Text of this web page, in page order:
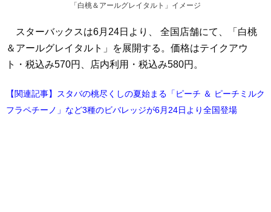
「白桃＆アールグレイタルト」イメージ
スターバックスは6月24日より、 全国店舗にて、「白桃
＆アールグレイタルト」を展開する。価格はテイクアウ
ト・税込み570円、店内利用・税込み580円。
【関連記事】スタバの桃尽くしの夏始まる「ピーチ ＆ ピーチミルク
フラペチーノ」など3種のビバレッジが6月24日より全国登場